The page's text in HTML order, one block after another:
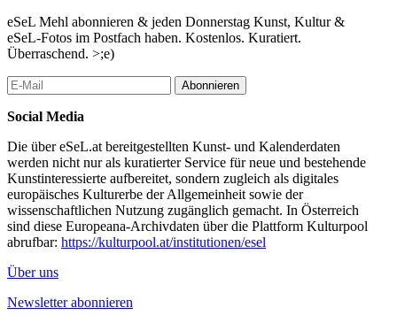
eSeL Mehl abonnieren & jeden Donnerstag Kunst, Kultur &
eSeL-Fotos im Postfach haben. Kostenlos. Kuratiert.
Überraschend. >;e)
Abonnieren
Social Media
Die über eSeL.at bereitgestellten Kunst- und Kalenderdaten
werden nicht nur als kuratierter Service für neue und bestehende
Kunstinteressierte aufbereitet, sondern zugleich als digitales
europäisches Kulturerbe der Allgemeinheit sowie der
wissenschaftlichen Nutzung zugänglich gemacht. In Österreich
sind diese Europeana-Archivdaten über die Plattform Kulturpool
abrufbar: https://kulturpool.at/institutionen/esel
Über uns
Newsletter abonnieren